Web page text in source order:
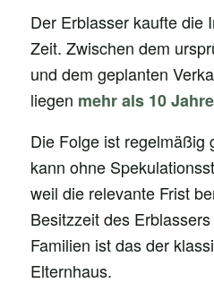
Der Erblasser kaufte die
Zeit. Zwischen dem
und dem geplanten
liegen mehr als 10 Jahre
Die Folge ist regelmäßig
kann ohne
weil die relevante Frist
Besitzzeit des
Familien ist das der
Elternhaus.